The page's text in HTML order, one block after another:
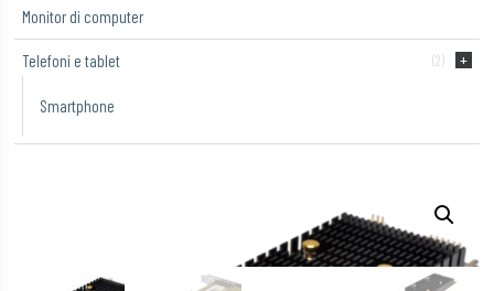
Monitor di computer
Telefoni e tablet (2)
Smartphone